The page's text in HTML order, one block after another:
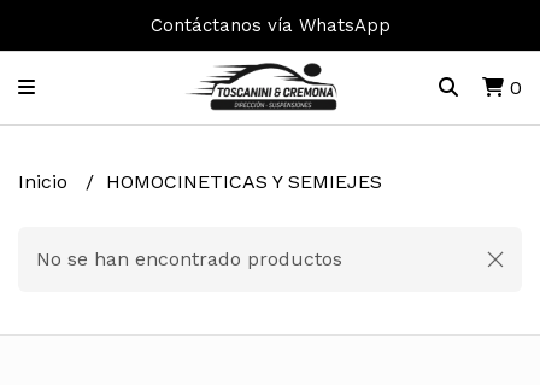
Contáctanos vía WhatsApp
0
Inicio HOMOCINETICAS Y SEMIEJES
No se han encontrado productos